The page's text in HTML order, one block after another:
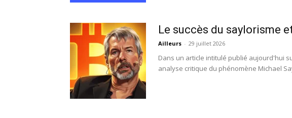
Le succès du saylorisme
Ailleurs - 29 juillet 2026
Dans un article intitulé publié aujourd'hui
analyse critique du phénomène Michael